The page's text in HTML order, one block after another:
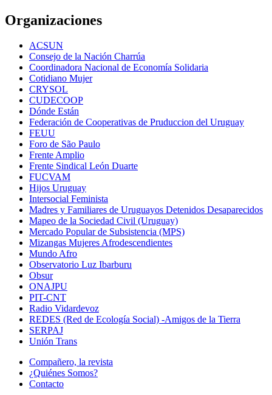
Organizaciones
ACSUN
Consejo de la Nación Charrúa
Coordinadora Nacional de Economía Solidaria
Cotidiano Mujer
CRYSOL
CUDECOOP
Dónde Están
Federación de Cooperativas de Pruduccion del Uruguay
FEUU
Foro de São Paulo
Frente Amplio
Frente Sindical León Duarte
FUCVAM
Hijos Uruguay
Intersocial Feminista
Madres y Familiares de Uruguayos Detenidos Desaparecidos
Mapeo de la Sociedad Civil (Uruguay)
Mercado Popular de Subsistencia (MPS)
Mizangas Mujeres Afrodescendientes
Mundo Afro
Observatorio Luz Ibarburu
Obsur
ONAJPU
PIT-CNT
Radio Vidardevoz
REDES (Red de Ecología Social) -Amigos de la Tierra
SERPAJ
Unión Trans
Compañero, la revista
¿Quiénes Somos?
Contacto